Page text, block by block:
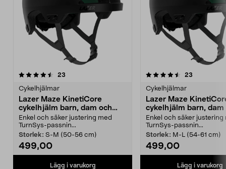
23
Cykelhjälmar
Lazer Maze KinetiCore
cykelhjälm barn, dam och
herr
Enkel och säker justering med
TurnSys-passnin...
Storlek: S-M (50-56 cm)
499,00
Lägg i varukorg
4.5 av 5 stjärnor 23
Cykelhjälmar
Lazer Maze
cykelhjälm barn, dam
herr
Enkel och säker justering
TurnSys-passnin...
Storlek: M-L (54-61 cm)
499,00
Lägg i varukorg
4.5 av 5 stjärnor